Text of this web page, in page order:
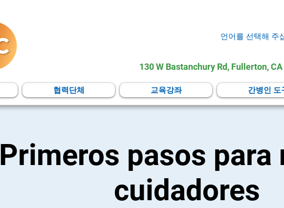
언어를 선택해 주
130 W Bastanchury Rd, Fullerton,
협력단체 교육강좌 간병인 도
Primeros pasos para
cuidadores